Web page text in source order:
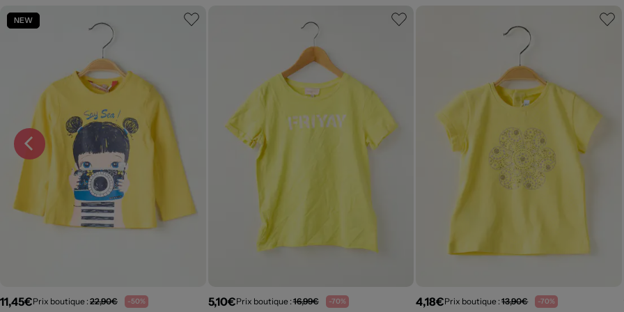
NEW
11,45€Prix boutique : 22,90€ -50% 5,10€Prix boutique :16,99€ -70% 4,18€Prix boutique :13,90€ -70%